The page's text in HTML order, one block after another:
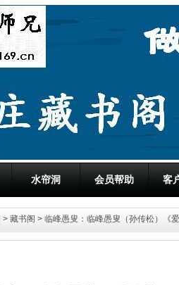
水帘洞 会员帮助 客
> 藏书阁 > 临峰愚叟：临峰愚叟（孙传松）《